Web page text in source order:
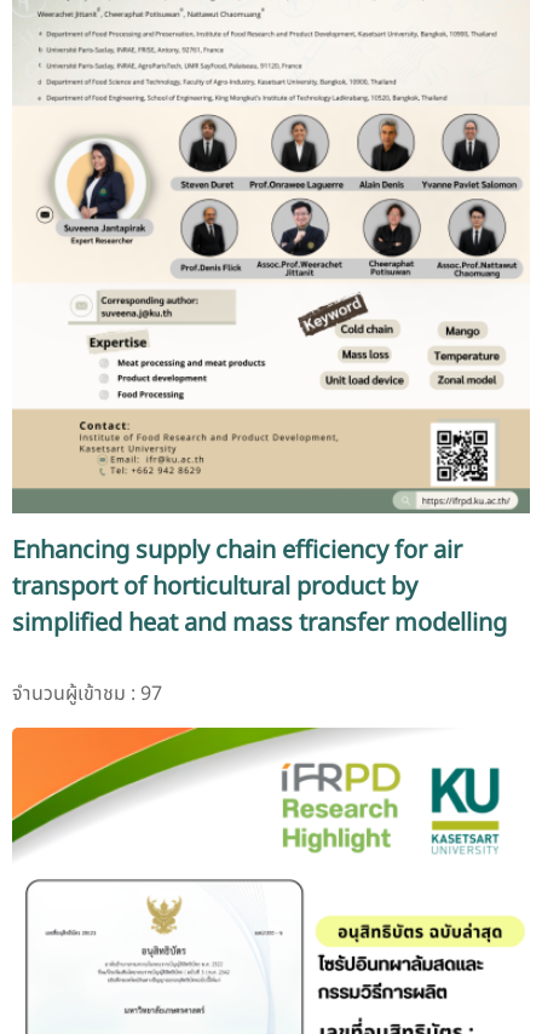
Enhancing supply chain efficiency for air
transport of horticultural product by
simplified heat and mass transfer modelling
จำนวนผู้เข้าชม : 97